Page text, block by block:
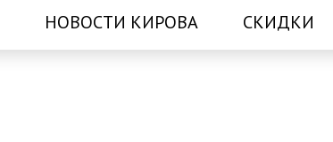
НОВОСТИ КИРОВА СКИДКИ